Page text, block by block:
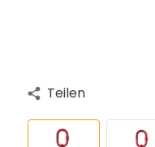
Teilen